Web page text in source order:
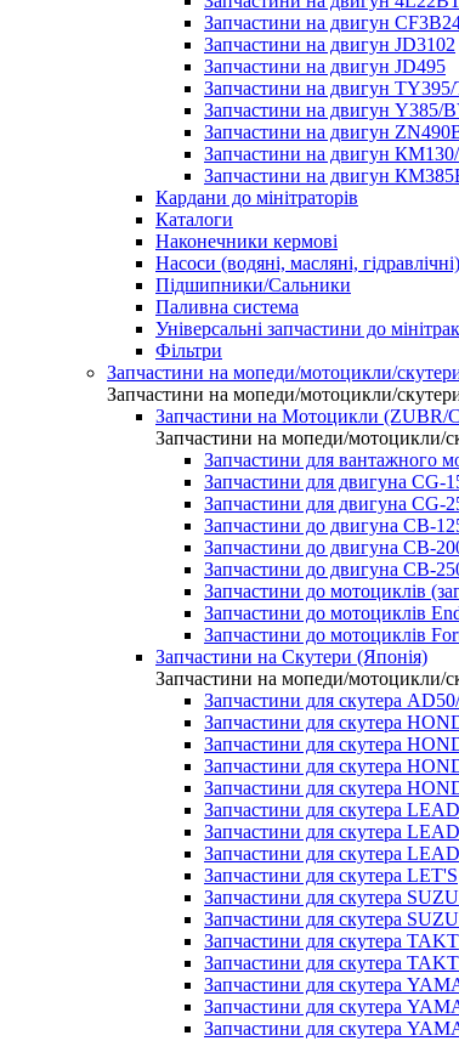
Запчастини на двигун
Запчастини на двигун JD3102
Запчастини на двигун JD495
Запчастини на двигун
Запчастини на двигун Y385/
Запчастини на двигун
Запчастини на двигун
Запчастини на двигун
Кардани до мінітраторів
Каталоги
Наконечники кермові
Насоси (водяні, масляні, гідравлічні)
Підшипники/Сальники
Паливна система
Універсальні запчастини до
Фільтри
Запчастини на мопеди/мотоцикли/
Запчастини на мопеди/мотоцикли/
Запчастини на Мотоцикли (ZUBR/
Запчастини на мопеди/мотоцикли/
Запчастини для вантажного
Запчастини для двигуна CG-
Запчастини для двигуна CG-
Запчастини до двигуна CB-
Запчастини до двигуна CB-
Запчастини до двигуна CB-
Запчастини до мотоциклів
Запчастини до мотоциклів
Запчастини до мотоциклів
Запчастини на Скутери (Японія)
Запчастини на мопеди/мотоцикли/
Запчастини для скутера
Запчастини для скутера
Запчастини для скутера
Запчастини для скутера
Запчастини для скутера
Запчастини для скутера LEAD
Запчастини для скутера
Запчастини для скутера
Запчастини для скутера LET'S
Запчастини для скутера
Запчастини для скутера
Запчастини для скутера TAKT
Запчастини для скутера
Запчастини для скутера
Запчастини для скутера
Запчастини для скутера